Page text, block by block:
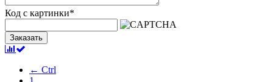
Код с картинки*
Заказать
← Ctrl